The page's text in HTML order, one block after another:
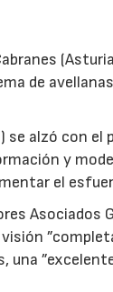
de
se alzó con el
y
el
Asociados
una